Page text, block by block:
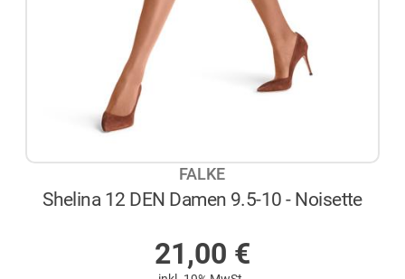
FALKE
Shelina 12 DEN Damen 9.5-10 - Noisette
21,00 €